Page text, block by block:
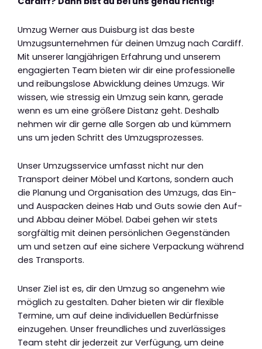
Umzug Werner aus Duisburg ist das beste
Umzugsunternehmen für deinen Umzug nach Cardiff.
Mit unserer langjährigen Erfahrung und unserem
engagierten Team bieten wir dir eine professionelle
und reibungslose Abwicklung deines Umzugs. Wir
wissen, wie stressig ein Umzug sein kann, gerade
wenn es um eine größere Distanz geht. Deshalb
nehmen wir dir gerne alle Sorgen ab und kümmern
uns um jeden Schritt des Umzugsprozesses.
Unser Umzugsservice umfasst nicht nur den
Transport deiner Möbel und Kartons, sondern auch
die Planung und Organisation des Umzugs, das Ein-
und Auspacken deines Hab und Guts sowie den Auf-
und Abbau deiner Möbel. Dabei gehen wir stets
sorgfältig mit deinen persönlichen Gegenständen
um und setzen auf eine sichere Verpackung während
des Transports.
Unser Ziel ist es, dir den Umzug so angenehm wie
möglich zu gestalten. Daher bieten wir dir flexible
Termine, um auf deine individuellen Bedürfnisse
einzugehen. Unser freundliches und zuverlässiges
Team steht dir jederzeit zur Verfügung, um deine